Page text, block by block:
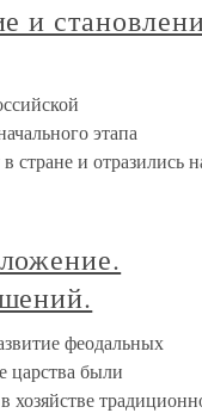
и
этапа
стране и отразились
феодальных
царства были
хозяйстве